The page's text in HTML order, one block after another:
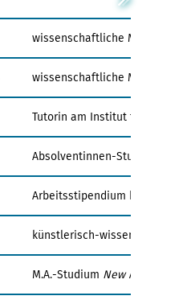
wissenschaftliche
wissenschaftliche
Tutorin am Institut für
Absolventinnen-Studium in
Arbeitsstipendium bei thealit
künstlerisch-
M.A.-Studium New Media